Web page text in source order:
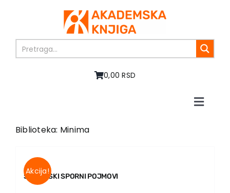
0,00 RSD
Toggle
In preparation
Biblioteka: Minima
Akcija!
SUŠTINSKI SPORNI POJMOVI